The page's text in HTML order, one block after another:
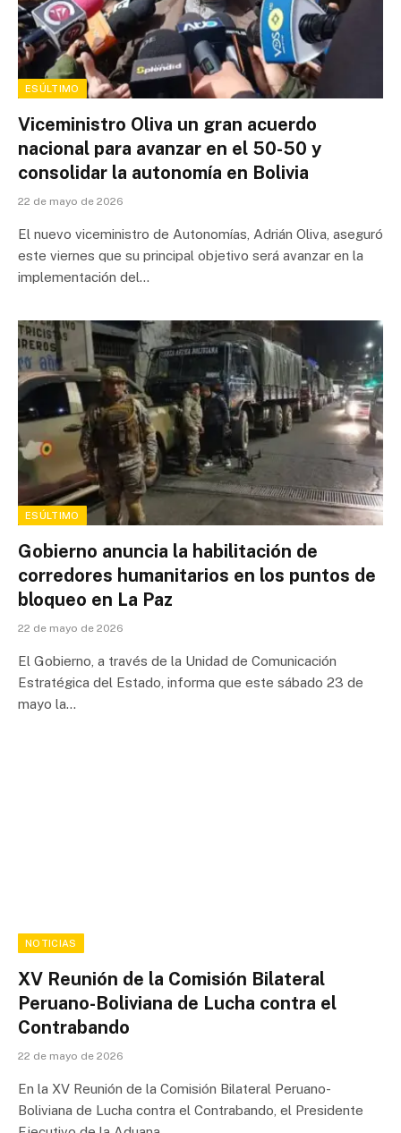
ESÚLTIMO
Viceministro Oliva un gran acuerdo
nacional para avanzar en el 50-50 y
consolidar la autonomía en Bolivia
22 de mayo de 2026
El nuevo viceministro de Autonomías, Adrián Oliva, aseguró
este viernes que su principal objetivo será avanzar en la
implementación del…
ESÚLTIMO
Gobierno anuncia la habilitación de
corredores humanitarios en los puntos de
bloqueo en La Paz
22 de mayo de 2026
El Gobierno, a través de la Unidad de Comunicación
Estratégica del Estado, informa que este sábado 23 de
mayo la…
NOTICIAS
XV Reunión de la Comisión Bilateral
Peruano-Boliviana de Lucha contra el
Contrabando
22 de mayo de 2026
En la XV Reunión de la Comisión Bilateral Peruano-
Boliviana de Lucha contra el Contrabando, el Presidente